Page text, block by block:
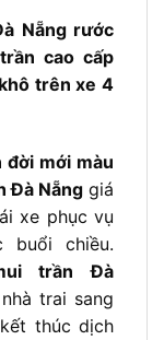
Nẵng rước
cao cấp
trên xe 4
đời mới màu
Đà Nẵnggiá
xe phục vụ
buổi chiều.
trần Đà
trai sang
thúc dịch